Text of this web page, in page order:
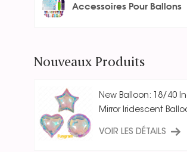
Accessoires Pour Ballons
Nouveaux Produits
New Balloon: 18/40
Mirror Iridescent
VOIR LES DÉTAILS